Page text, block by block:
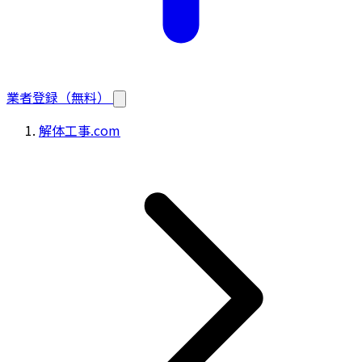
業者登録（無料）
解体工事.com